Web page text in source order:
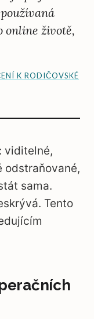
online životě,
K RODIČOVSKÉ
viditelné,
odstraňované,
sama.
Tento